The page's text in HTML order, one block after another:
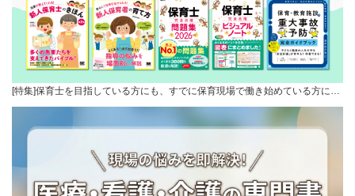
[特集]保育士を目指している方にも、すでに保育現場で働き始めている方に…